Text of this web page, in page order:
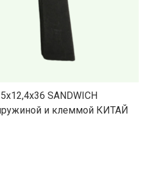
SANDWICH
и клеммой КИТАЙ